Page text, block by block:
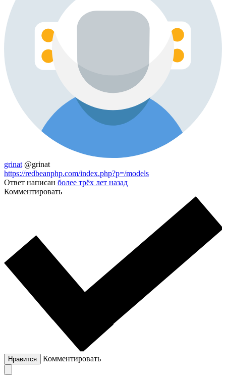
grinat @grinat
https://redbeanphp.com/index.php?p=/models
Ответ написан более трёх лет назад
Комментировать
Нравится Комментировать